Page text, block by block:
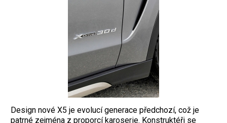
Design nové X5 je evolucí generace předchozí, což je
patrné zejména z proporcí karoserie. Konstruktéři se